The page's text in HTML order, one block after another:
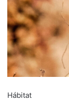
Hábitat